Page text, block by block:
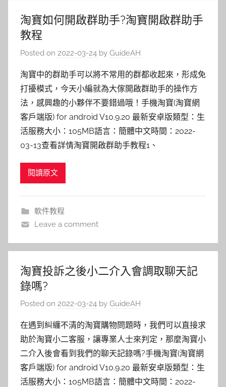
淘寶如何開啟群助手?淘寶開啟群助手
教程
Posted on 2022-03-24 by GuideAH
淘寶中的群助手可以將不常用的群都收起來，形成免
打擾模式，今天小編就為大傢開啟群助手的操作方
法，感興趣的小夥伴不要錯過哦！手機淘寶(淘寶網
客戶端版) for android V10.9.20 最新安卓版類型：生
活服務大小：105MB語言：簡體中文時間：2022-
03-13查看詳情淘寶開啟群助手教程1、
閱讀原文
軟件教程
Leave a comment
淘寶投訴之後小二介入會調取聊天記
錄嗎?
Posted on 2022-03-24 by GuideAH
在遇到糾纏不清的淘寶購物問題時，我們可以直接求
助於淘寶小二客服，讓專業人士來判定，那麼淘寶小
二介入後會看到我們的聊天記錄嗎?手機淘寶(淘寶網
客戶端版) for android V10.9.20 最新安卓版類型：生
活服務大小：105MB語言：簡體中文時間：2022-